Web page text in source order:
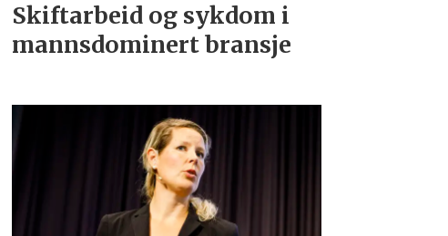
Skiftarbeid og sykdom i
mannsdominert bransje